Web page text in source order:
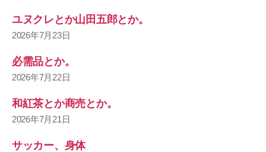
ユヌクレとか山田五郎とか。
2026年7月23日
必需品とか。
2026年7月22日
和紅茶とか商売とか。
2026年7月21日
サッカー、身体